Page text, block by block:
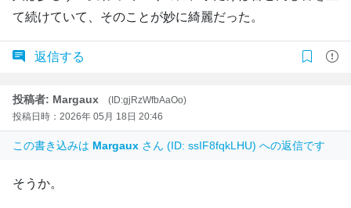
て続けていて、そのことが妙に綺麗だった。
返信する
投稿者: Margaux
(ID:gjRzWfbAaOo)
投稿日時：2026年 05月 18日 20:46
この書き込みは Margaux さん (ID: ssIF8fqkLHU) への返信です
そうか。